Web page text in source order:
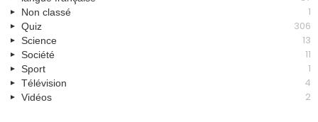
Non classé 1
Quiz 306
Science 13
Société 11
Sport 1
Télévision 4
Vidéos 2